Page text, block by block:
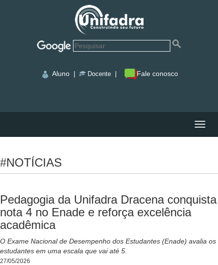
Aluno | Docente | Fale conosco
#NOTÍCIAS
Pedagogia da Unifadra Dracena conquista
nota 4 no Enade e reforça excelência
acadêmica
O Exame Nacional de Desempenho dos Estudantes (Enade) avalia os
estudantes em uma escala que vai até 5.
27/05/2026